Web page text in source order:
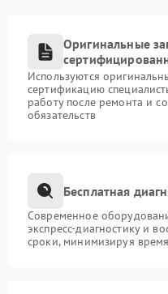
Оригинальные
Используются
сертификацию
работу после ремонта и
обязательств
Бесплатная
Современное
экспресс-диагностику и
сроки, минимизируя